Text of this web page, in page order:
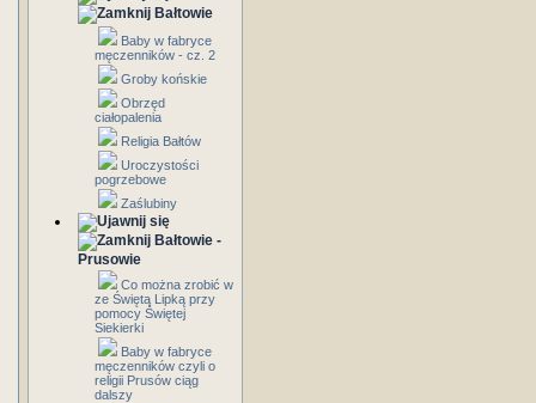
Bałtowie
Baby w fabryce
męczenników - cz. 2
Groby końskie
Obrzęd
ciałopalenia
Religia Bałtów
Uroczystości
pogrzebowe
Zaślubiny
Bałtowie -
Prusowie
Co można zrobić w
ze Świętą Lipką przy
pomocy Świętej
Siekierki
Baby w fabryce
męczenników czyli o
religii Prusów ciąg
dalszy